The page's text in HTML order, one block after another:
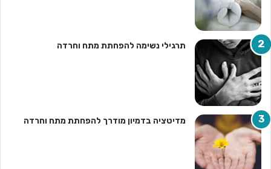
תרגילי נשימה להפחתת מתח וחרדה
מדיטציה בדמיון מודרך להפחתת מתח וחרדה